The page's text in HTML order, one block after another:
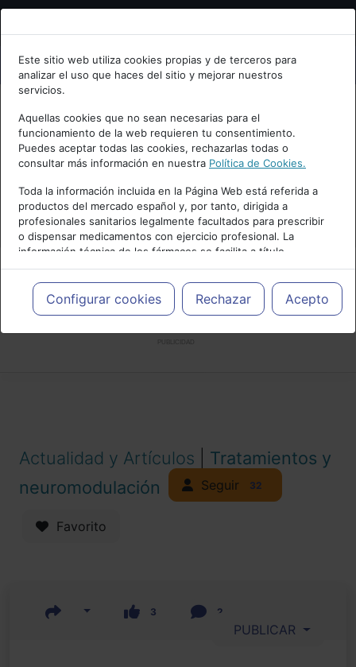
Bienvenid@ a psiquiatria.com
Escribe tu Email
Accede o regístrate con tu email.
Cancelar
Este sitio web utiliza cookies propias y de terceros para
analizar el uso que haces del sitio y mejorar nuestros
servicios.
Aquellas cookies que no sean necesarias para el
funcionamiento de la web requieren tu consentimiento.
Puedes aceptar todas las cookies, rechazarlas todas o
consultar más información en nuestra Política de Cookies.
Toda la información incluida en la Página Web está referida a
productos del mercado español y, por tanto, dirigida a
profesionales sanitarios legalmente facultados para prescribir
o dispensar medicamentos con ejercicio profesional. La
información técnica de los fármacos se facilita a título
meramente informativo, siendo responsabilidad de los
profesionales facultados prescribir medicamentos y decidir, en
cada caso concreto, el tratamiento más adecuado a las
necesidades del paciente.
Configurar cookies Rechazar Acepto
Actualidad y Artículos
Tratamientos y
neuromodulación
Seguir 32
Favorito
3 2
PUBLICAR